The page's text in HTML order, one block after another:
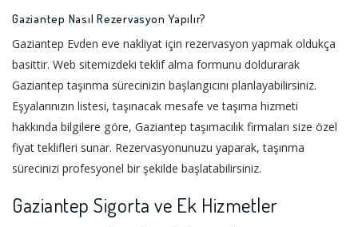
Gaziantep Nasıl Rezervasyon Yapılır?
Gaziantep Evden eve nakliyat için rezervasyon yapmak oldukça
basittir. Web sitemizdeki teklif alma formunu doldurarak
Gaziantep taşınma sürecinizin başlangıcını planlayabilirsiniz.
Eşyalarınızın listesi, taşınacak mesafe ve taşıma hizmeti
hakkında bilgilere göre, Gaziantep taşımacılık firmaları size özel
fiyat teklifleri sunar. Rezervasyonunuzu yaparak, taşınma
sürecinizi profesyonel bir şekilde başlatabilirsiniz.
Gaziantep Sigorta ve Ek Hizmetler